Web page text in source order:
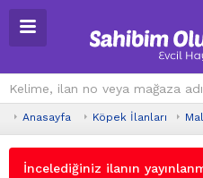
Anasayfa Köpek İlanları
İncelediğiniz ilanın